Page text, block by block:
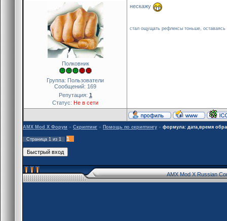
Полковник
Группа: Пользователи
Сообщений: 169
Репутация: 1
Статус: Не в сети
нескажу
стал ощущать рефлексы тоньше, оставаясь
AMX Mod X Форум » Скриптинг » Помощь по скриптингу » формула: дата,время
Страница 1 из 1 1
AMX Mod X Russian